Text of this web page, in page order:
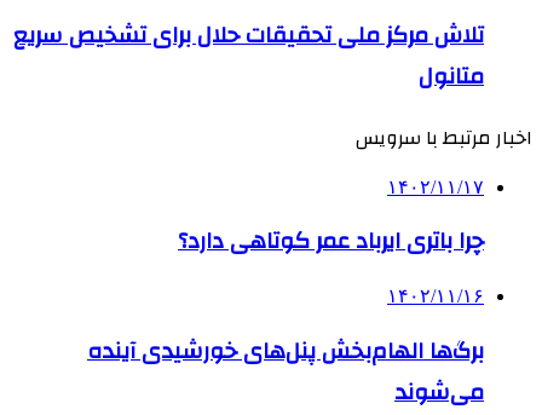
تلاش مرکز ملی تحقیقات حلال برای تشخیص سریع
متانول
اخبار مرتبط با سرویس
۱۴۰۲/۱۱/۱۷
چرا باتری ایرباد عمر کوتاهی دارد؟
۱۴۰۲/۱۱/۱۶
برگ‌ها الهام‌بخش پنل‌های خورشیدی آینده
می‌شوند